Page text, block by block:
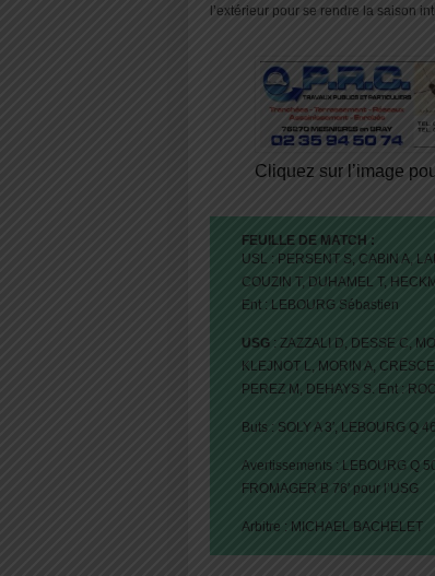
l’extérieur pour se rendre la saison
Cliquez sur l’image
FEUILLE DE MATCH :
USL : PERSENT S, CABIN A,
COUZIN T, DUHAMEL T,
Ent : LEBOURG Sébastien
USG : ZAZZALI D, DESSE C,
KLEJNOT L, MORIN A,
PEREZ M, DEHAYS S. Ent :
Buts : SOLY A 3′, LEBOURG Q
Avertissements : LEBOURG Q
FROMAGER B 76′ pour l’USG
Arbitre : MICHAEL BACHELET